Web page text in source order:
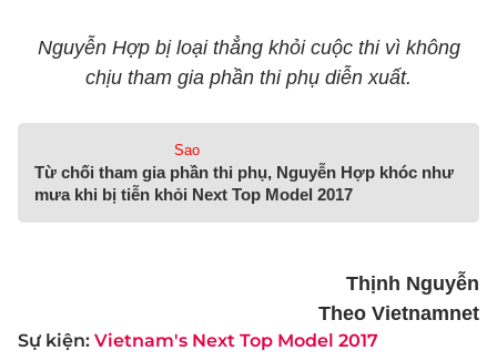
Sự kiện: Vietnam's Next Top Model 2017
Nguyễn Hợp bị loại thẳng khỏi cuộc thi vì không
chịu tham gia phần thi phụ diễn xuất.
Sao
Từ chối tham gia phần thi phụ, Nguyễn Hợp khóc như
mưa khi bị tiễn khỏi Next Top Model 2017
Thịnh Nguyễn
Theo Vietnamnet